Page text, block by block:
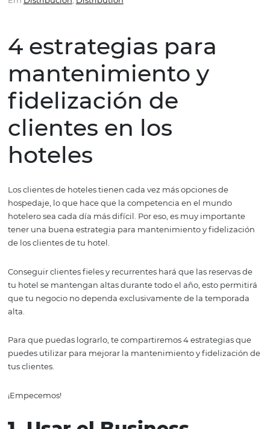
fidelización de clientes
Em Distribución, Distribution
4 estrategias para
mantenimiento y
fidelización de
clientes en los
hoteles
Los clientes de hoteles tienen cada vez más opciones de
hospedaje, lo que hace que la competencia en el
hotelero sea cada día más difícil. Por eso, es muy
de los clientes de tu hotel.
tu hotel se mantengan altas durante todo el año, esto
alta.